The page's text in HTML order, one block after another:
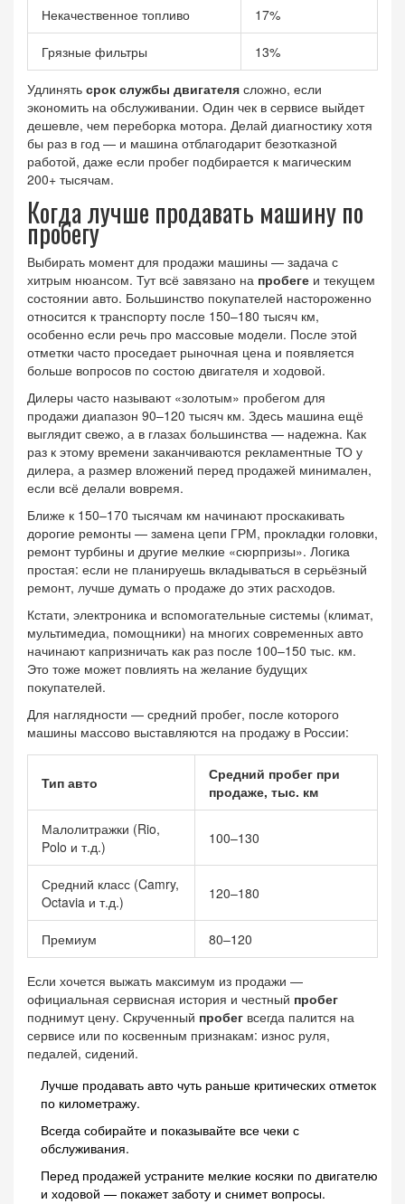
Некачественное топливо 17%
Грязные фильтры 13%
Удлинять срок службы двигателя сложно, если
экономить на обслуживании. Один чек в сервисе выйдет
дешевле, чем переборка мотора. Делай диагностику хотя
бы раз в год — и машина отблагодарит безотказной
работой, даже если пробег подбирается к магическим
200+ тысячам.
Когда лучше продавать машину по
пробегу
Выбирать момент для продажи машины — задача с
хитрым нюансом. Тут всё завязано на пробеге и текущем
состоянии авто. Большинство покупателей настороженно
относится к транспорту после 150–180 тысяч км,
особенно если речь про массовые модели. После этой
отметки часто проседает рыночная цена и появляется
больше вопросов по состою двигателя и ходовой.
Дилеры часто называют «золотым» пробегом для
продажи диапазон 90–120 тысяч км. Здесь машина ещё
выглядит свежо, а в глазах большинства — надежна. Как
раз к этому времени заканчиваются рекламентные ТО у
дилера, а размер вложений перед продажей минимален,
если всё делали вовремя.
Ближе к 150–170 тысячам км начинают проскакивать
дорогие ремонты — замена цепи ГРМ, прокладки головки,
ремонт турбины и другие мелкие «сюрпризы». Логика
простая: если не планируешь вкладываться в серьёзный
ремонт, лучше думать о продаже до этих расходов.
Кстати, электроника и вспомогательные системы (климат,
мультимедиа, помощники) на многих современных авто
начинают капризничать как раз после 100–150 тыс. км.
Это тоже может повлиять на желание будущих
покупателей.
Для наглядности — средний пробег, после которого
машины массово выставляются на продажу в России:
Тип авто
Средний пробег при
продаже, тыс. км
Малолитражки (Rio,
Polo и т.д.)
100–130
Средний класс (Camry,
Octavia и т.д.)
120–180
Премиум 80–120
Если хочется выжать максимум из продажи —
официальная сервисная история и честный пробег
поднимут цену. Скрученный пробег всегда палится на
сервисе или по косвенным признакам: износ руля,
педалей, сидений.
Лучше продавать авто чуть раньше критических отметок
по километражу.
Всегда собирайте и показывайте все чеки с
обслуживания.
Перед продажей устраните мелкие косяки по двигателю
и ходовой — покажет заботу и снимет вопросы.